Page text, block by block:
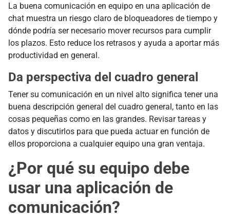
La buena comunicación en equipo en una aplicación de
chat muestra un riesgo claro de bloqueadores de tiempo y
dónde podría ser necesario mover recursos para cumplir
los plazos. Esto reduce los retrasos y ayuda a aportar más
productividad en general.
Da perspectiva del cuadro general
Tener su comunicación en un nivel alto significa tener una
buena descripción general del cuadro general, tanto en las
cosas pequeñas como en las grandes. Revisar tareas y
datos y discutirlos para que pueda actuar en función de
ellos proporciona a cualquier equipo una gran ventaja.
¿Por qué su equipo debe
usar una aplicación de
comunicación?